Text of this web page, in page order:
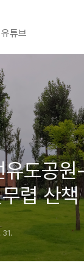
유튜브
도공
렵 산책
31.